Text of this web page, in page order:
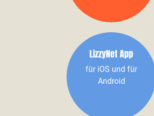
LizzyNet App
für iOS und für
Android